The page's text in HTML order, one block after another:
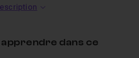
page sans la recharger. Cela
dans cette formation), de
apprendre dans ce